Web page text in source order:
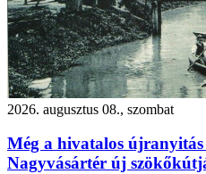
2026. augusztus 08., szombat
Még a hivatalos
Nagyvásártér új